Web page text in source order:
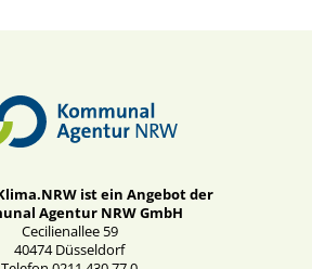
ist ein Angebot der
Agentur NRW GmbH
Cecilienallee 59
40474 Düsseldorf